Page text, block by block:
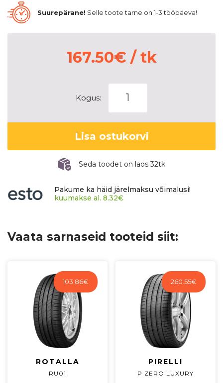
Suurepärane! Selle toote tarne on 1-3 tööpäeva!
167.50€ / tk
Kogus:
GUARD
(IG53)
kogus
Lisa ostukorvi
Seda toodet on laos 32tk
Pakume ka häid järelmaksu võimalusi!
kuumakse al. 8.32€
Vaata sarnaseid tooteid siit:
103.86€
ROTALLA
RU01
260.55€
PIRELLI
P ZERO LUXURY